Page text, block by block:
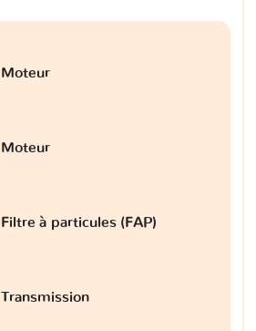
Moteur
Moteur
Filtre à particules (FAP)
Transmission